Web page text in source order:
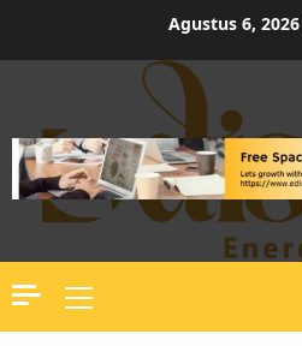
Agustus 6, 2026
Primary
Menu